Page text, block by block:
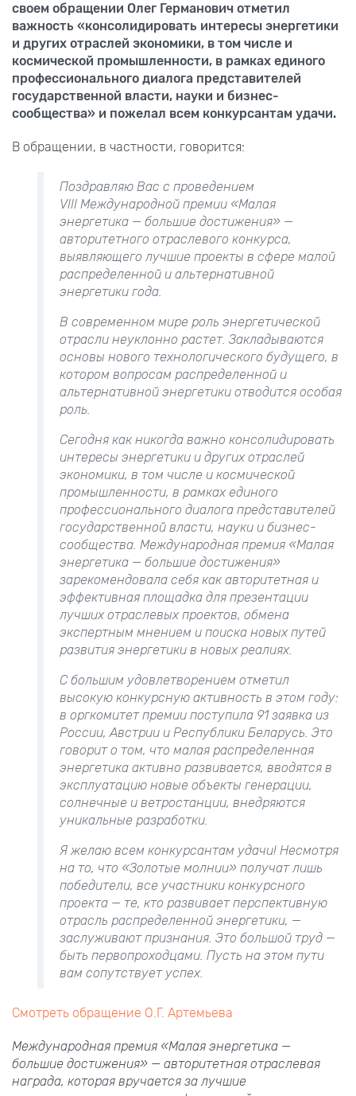
своем обращении Олег Германович отметил
важность «консолидировать интересы энергетики
и других отраслей экономики, в том числе и
космической промышленности, в рамках единого
профессионального диалога представителей
государственной власти, науки и бизнес-
сообщества» и пожелал всем конкурсантам удачи.
В обращении, в частности, говорится:
Поздравляю Вас с проведением
VIII Международной премии «Малая
энергетика — большие достижения» —
авторитетного отраслевого конкурса,
выявляющего лучшие проекты в сфере малой
распределенной и альтернативной
энергетики года.
В современном мире роль энергетической
отрасли неуклонно растет. Закладываются
основы нового технологического будущего, в
котором вопросам распределенной и
альтернативной энергетики отводится особая
роль.
Сегодня как никогда важно консолидировать
интересы энергетики и других отраслей
экономики, в том числе и космической
промышленности, в рамках единого
профессионального диалога представителей
государственной власти, науки и бизнес-
сообщества. Международная премия «Малая
энергетика — большие достижения»
зарекомендовала себя как авторитетная и
эффективная площадка для презентации
лучших отраслевых проектов, обмена
экспертным мнением и поиска новых путей
развития энергетики в новых реалиях.
С большим удовлетворением отметил
высокую конкурсную активность в этом году:
в оргкомитет премии поступила 91 заявка из
России, Австрии и Республики Беларусь. Это
говорит о том, что малая распределенная
энергетика активно развивается, вводятся в
эксплуатацию новые объекты генерации,
солнечные и ветростанции, внедряются
уникальные разработки.
Я желаю всем конкурсантам удачи! Несмотря
на то, что «Золотые молнии» получат лишь
победители, все участники конкурсного
проекта — те, кто развивает перспективную
отрасль распределенной энергетики, —
заслуживают признания. Это большой труд —
быть первопроходцами. Пусть на этом пути
вам сопутствует успех.
Смотреть обращение О.Г. Артемьева
Международная премия «Малая энергетика —
большие достижения» — авторитетная отраслевая
награда, которая вручается за лучшие